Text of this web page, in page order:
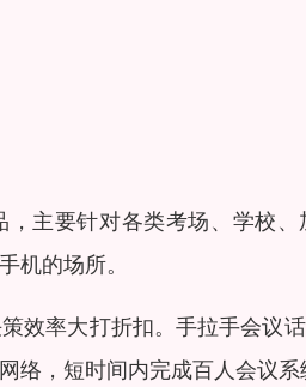
主要针对各类考场、学校
机的场所。
效率大打折扣。手拉手会议
，短时间内完成百人会议系